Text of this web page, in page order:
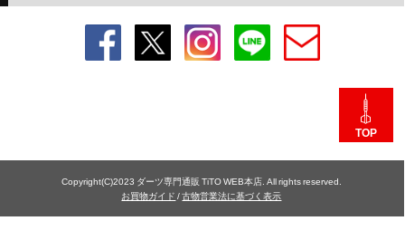
TOP
Copyright(C)2023 ダーツ専門通販 TiTO WEB本店. All rights reserved.
お買物ガイド /古物営業法に基づく表示